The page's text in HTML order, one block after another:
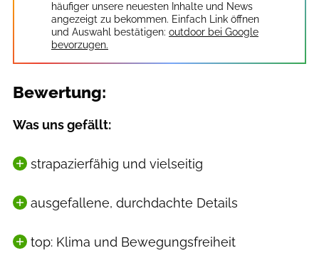
häufiger unsere neuesten Inhalte und News
angezeigt zu bekommen. Einfach Link öffnen
und Auswahl bestätigen: outdoor bei Google
bevorzugen.
Bewertung:
Was uns gefällt:
strapazierfähig und vielseitig
ausgefallene, durchdachte Details
top: Klima und Bewegungsfreiheit